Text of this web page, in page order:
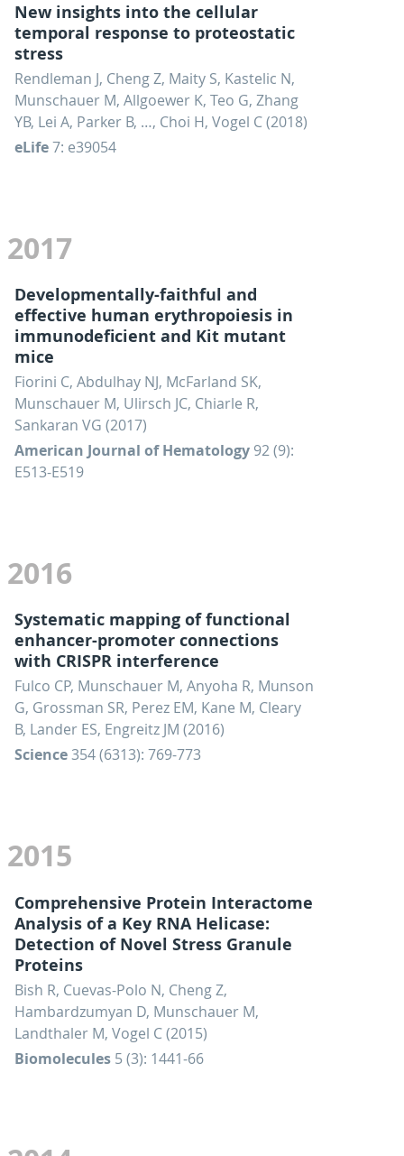
New insights into the cellular
temporal response to proteostatic
stress
Rendleman J, Cheng Z, Maity S, Kastelic N,
Munschauer M, Allgoewer K, Teo G, Zhang
YB, Lei A, Parker B, …, Choi H, Vogel C (2018)
eLife7: e39054
2017
Developmentally-faithful and
effective human erythropoiesis in
immunodeficient and Kit mutant
mice
Fiorini C, Abdulhay NJ, McFarland SK,
Munschauer M, Ulirsch JC, Chiarle R,
Sankaran VG (2017)
American Journal of Hematology 92 (9):
E513-E519
2016
Systematic mapping of functional
enhancer-promoter connections
with CRISPR interference
Fulco CP, Munschauer M, Anyoha R, Munson
G, Grossman SR, Perez EM, Kane M, Cleary
B, Lander ES, Engreitz JM (2016)
Science354 (6313): 769-773
2015
Comprehensive Protein Interactome
Analysis of a Key RNA Helicase:
Detection of Novel Stress Granule
Proteins
Bish R, Cuevas-Polo N, Cheng Z,
Hambardzumyan D, Munschauer M,
Landthaler M, Vogel C (2015)
Biomolecules 5 (3): 1441-66